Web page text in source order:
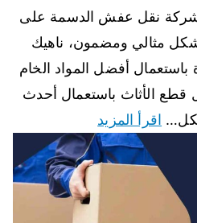
نقل عفش الدسمة على
مثالي ومضمون، ناهيك
أفضل المواد الخام
قطع الأثاث باستعمال أحدث
اقرأ المزيد